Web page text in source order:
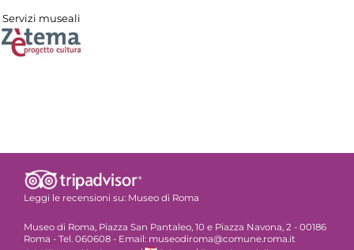
Servizi museali
Leggi le recensioni su: Museo di Roma
Museo di Roma, Piazza San Pantaleo, 10 e Piazza Navona, 2 - 00186
Roma - Tel. 060608 - Email: museodiroma@comune.roma.it